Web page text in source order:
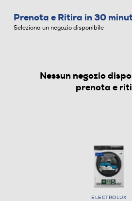
ASCIUGATRICI
Prenota e Ritira in 30
Seleziona un negozio disponibile
Nessun negozio
prenota e
ELECTROLUX